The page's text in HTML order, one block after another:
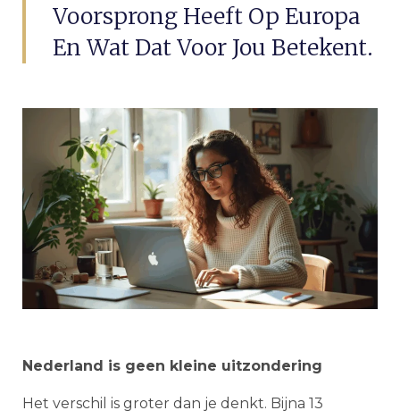
Voorsprong Heeft Op Europa
En Wat Dat Voor Jou Betekent.
Nederland is geen kleine uitzondering
Het verschil is groter dan je denkt. Bijna 13